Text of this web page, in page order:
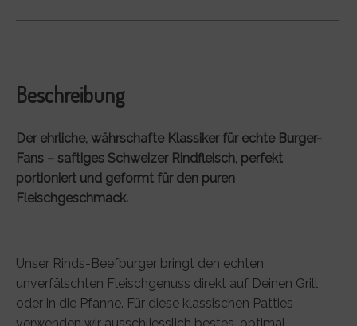
Beschreibung
Der ehrliche, währschafte Klassiker für echte Burger-
Fans – saftiges Schweizer Rindfleisch, perfekt
portioniert und geformt für den puren
Fleischgeschmack.
Unser Rinds-Beefburger bringt den echten,
unverfälschten Fleischgenuss direkt auf Deinen Grill
oder in die Pfanne. Für diese klassischen Patties